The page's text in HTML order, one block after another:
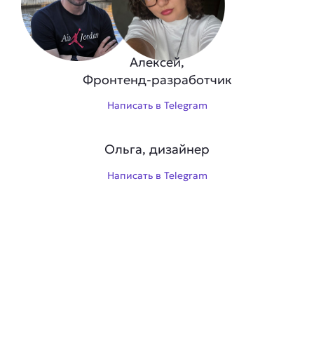
Алексей,
Фронтенд-разработчик
Написать в Telegram
Ольга, дизайнер
Написать в Telegram